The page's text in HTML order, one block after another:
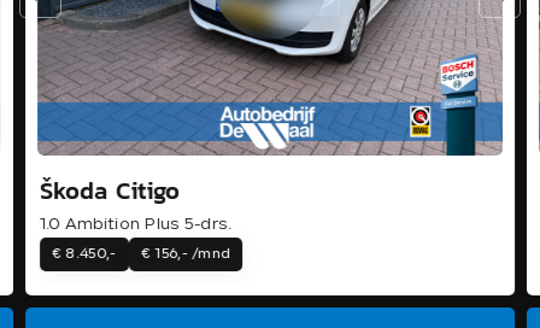
Škoda Citigo
1.0 Ambition Plus 5-drs.
€ 8.450,- € 156,- /mnd